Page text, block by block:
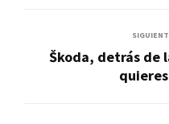
Škoda, detrás de